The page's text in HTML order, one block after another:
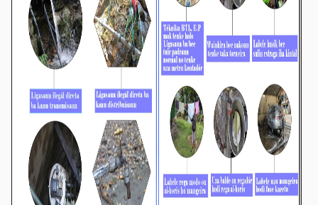
Prezidente KE BTL, E.P Partisipa iha Programa